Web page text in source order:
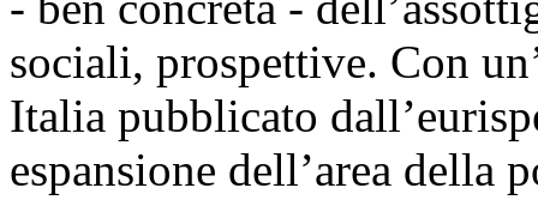
sociali, prospettive. Con
Italia pubblicato
espansione dell’area della